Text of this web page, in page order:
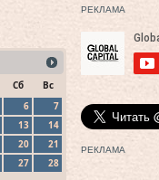
Сб
Вс
6
7
13
14
20
21
27
28
РЕКЛАМА
РЕКЛАМА